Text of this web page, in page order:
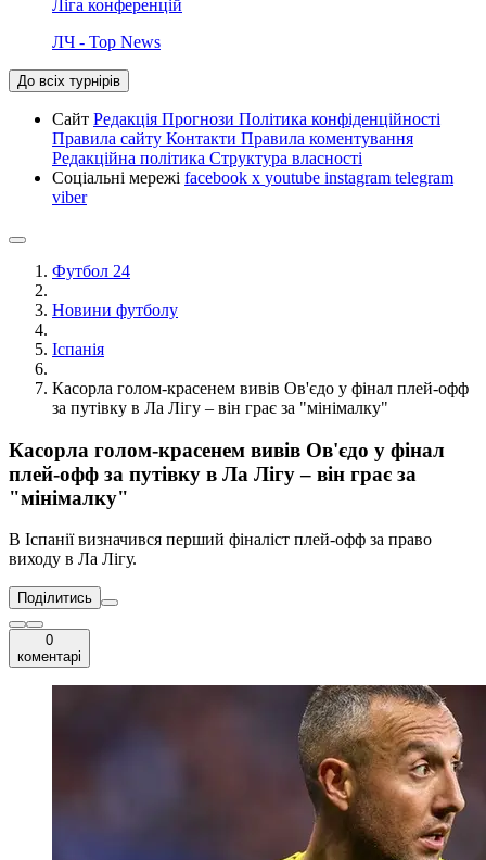
Ліга конференцій
ЛЧ - Top News
До всіх турнірів
Сайт Редакція Прогнози Політика конфіденційності
Правила сайту Контакти Правила коментування
Редакційна політика Структура власності
Соціальні мережі facebook x youtube instagram telegram
viber
Футбол 24
Новини футболу
Іспанія
Касорла голом-красенем вивів Ов'єдо у фінал плей-офф
за путівку в Ла Лігу – він грає за "мінімалку"
Касорла голом-красенем вивів Ов'єдо у фінал
плей-офф за путівку в Ла Лігу – він грає за
"мінімалку"
В Іспанії визначився перший фіналіст плей-офф за право
виходу в Ла Лігу.
Поділитись
0
коментарі